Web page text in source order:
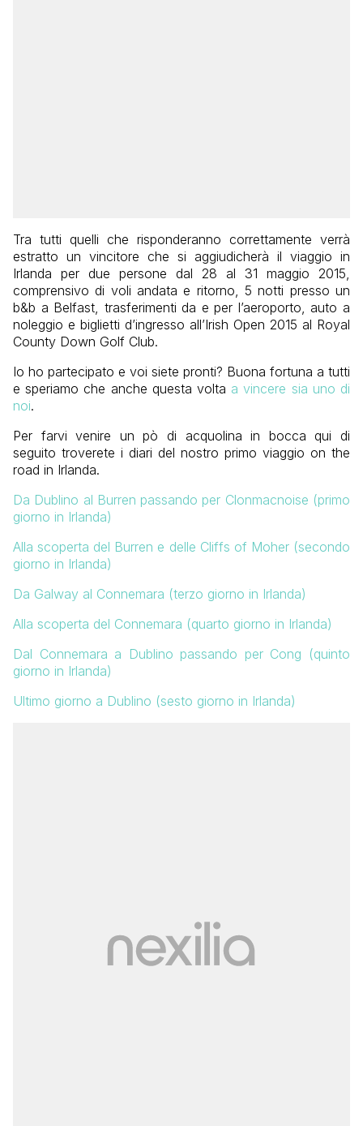
Tra tutti quelli che risponderanno correttamente verrà
estratto un vincitore che si aggiudicherà il viaggio in
Irlanda per due persone dal 28 al 31 maggio 2015,
comprensivo di voli andata e ritorno, 5 notti presso un
b&b a Belfast, trasferimenti da e per l’aeroporto, auto a
noleggio e biglietti d’ingresso all’Irish Open 2015 al Royal
County Down Golf Club.
Io ho partecipato e voi siete pronti? Buona fortuna a tutti
e speriamo che anche questa volta a vincere sia uno di
noi.
Per farvi venire un pò di acquolina in bocca qui di
seguito troverete i diari del nostro primo viaggio on the
road in Irlanda.
Da Dublino al Burren passando per Clonmacnoise (primo
giorno in Irlanda)
Alla scoperta del Burren e delle Cliffs of Moher (secondo
giorno in Irlanda)
Da Galway al Connemara (terzo giorno in Irlanda)
Alla scoperta del Connemara (quarto giorno in Irlanda)
Dal Connemara a Dublino passando per Cong (quinto
giorno in Irlanda)
Ultimo giorno a Dublino (sesto giorno in Irlanda)